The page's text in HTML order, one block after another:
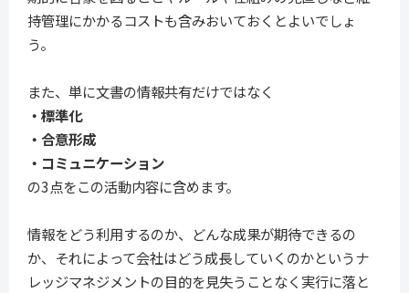
持管理にかかるコストも含みおいておくとよいでしょ
う。
また、単に文書の情報共有だけではなく
・標準化
・合意形成
・コミュニケーション
の3点をこの活動内容に含めます。
情報をどう利用するのか、どんな成果が期待できるの
か、それによって会社はどう成長していくのかというナ
レッジマネジメントの目的を見失うことなく実行に落と